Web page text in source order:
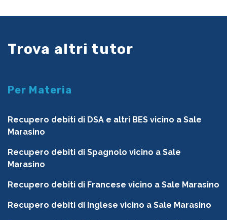
Trova altri tutor
Per Materia
Recupero debiti di DSA e altri BES vicino a Sale
Marasino
Recupero debiti di Spagnolo vicino a Sale
Marasino
Recupero debiti di Francese vicino a Sale Marasino
Recupero debiti di Inglese vicino a Sale Marasino